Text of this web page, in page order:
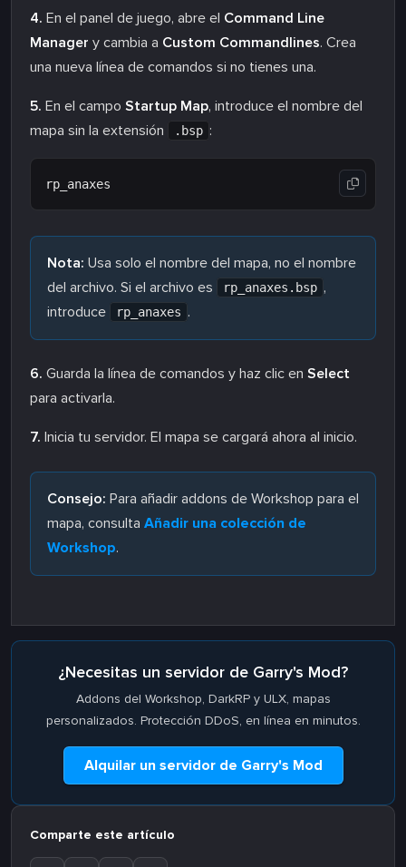
4. En el panel de juego, abre el Command Line
Manager y cambia a Custom Commandlines. Crea
una nueva línea de comandos si no tienes una.
5. En el campo Startup Map, introduce el nombre del
mapa sin la extensión
.bsp :
Nota: Usa solo el nombre del mapa, no el nombre
del archivo. Si el archivo es
rp_anaxes.bsp ,
introduce
rp_anaxes .
6. Guarda la línea de comandos y haz clic en Select
para activarla.
7. Inicia tu servidor. El mapa se cargará ahora al inicio.
Consejo: Para añadir addons de Workshop para el
mapa, consulta Añadir una colección de
Workshop.
¿Necesitas un servidor de Garry's Mod?
Addons del Workshop, DarkRP y ULX, mapas
personalizados. Protección DDoS, en línea en minutos.
Alquilar un servidor de Garry's Mod
Comparte este artículo